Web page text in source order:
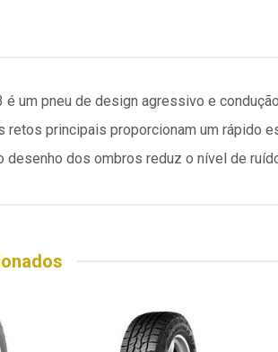
é um pneu de design agressivo e
retos principais proporcionam um rápido
desenho dos ombros reduz o nível de